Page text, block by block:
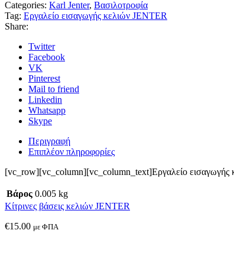
Categories: Karl Jenter, Βασιλοτροφία
Tag: Εργαλείο εισαγωγής κελιών JENTER
Share:
Twitter
Facebook
VK
Pinterest
Mail to friend
Linkedin
Whatsapp
Skype
Περιγραφή
Επιπλέον πληροφορίες
[vc_row][vc_column][vc_column_text]Εργαλείο
Βάρος 0.005 kg
Κίτρινες βάσεις κελιών JENTER
€15.00 με ΦΠΑ